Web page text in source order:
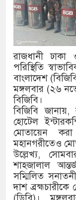
রাজধানী ঢাকা
পরিস্থিতি
বাংলাদেশ
মঙ্গলবার (২৬
বিজিবি।
বিজিবি
হোটেল
মোতায়েন
মহানগরীতেও
উল্লেখ্য,
শাহজালাল
সম্মিলিত
দাশ